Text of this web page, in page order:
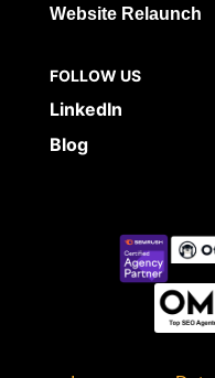
Website Relaunch
FOLLOW US
LinkedIn
Blog